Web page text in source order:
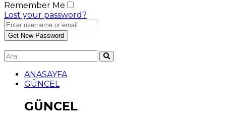
Remember Me
Lost your password?
ANASAYFA
GÜNCEL
GÜNCEL